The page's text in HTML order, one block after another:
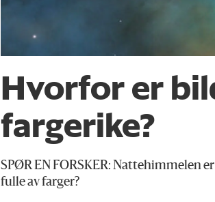
Hvorfor er
fargerike?
SPØR EN FORSKER: Nattehimmelen
fulle av farger?